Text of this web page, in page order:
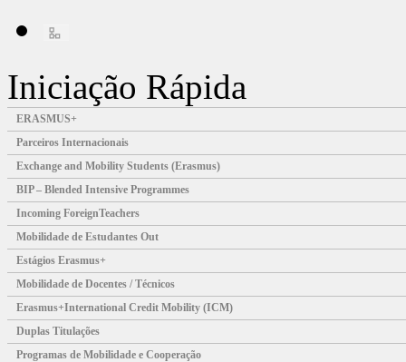
Iniciação Rápida
ERASMUS+
Parceiros Internacionais
Exchange and Mobility Students (Erasmus)
BIP – Blended Intensive Programmes
Incoming ForeignTeachers
Mobilidade de Estudantes Out
Estágios Erasmus+
Mobilidade de Docentes / Técnicos
Erasmus+International Credit Mobility (ICM)
Duplas Titulações
Programas de Mobilidade e Cooperação